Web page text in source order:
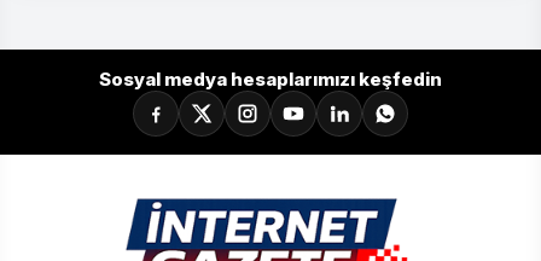
Sosyal medya hesaplarımızı keşfedin